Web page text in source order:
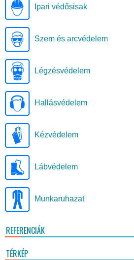
Ipari védősisak
Szem és arcvédelem
Légzésvédelem
Hallásvédelem
Kézvédelem
Lábvédelem
Munkaruhazat
REFERENCIÁK
TÉRKÉP